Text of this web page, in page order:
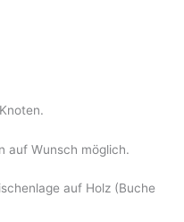
auf Wunsch möglich.
auf Holz (Buche